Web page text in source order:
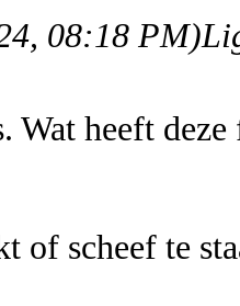
08:18 PM)
Wat heeft
of scheef te